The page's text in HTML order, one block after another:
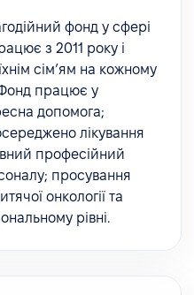
фонд у сфері
з 2011 року і
сім’ям на кожному
Фонд працює у
допомога;
лікування
професійний
просування
онкології та
рівні.